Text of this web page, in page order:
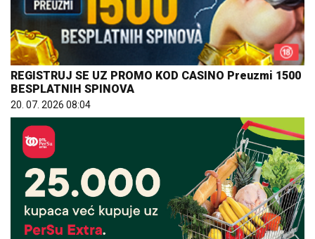
REGISTRUJ SE UZ PROMO KOD CASINO Preuzmi 1500
BESPLATNIH SPINOVA
20. 07. 2026 08:04